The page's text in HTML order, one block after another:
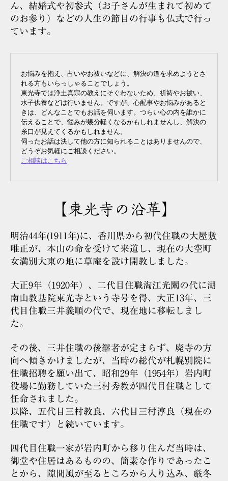
ん、結婚式や初参式（お子さんが生まれて初めて
のお参り）などの人生の節目の行事も仏式で行っ
ています。
お悩みを抱え、占いやお祓いなどに、解決の道を求めようとさ
れる方もいらっしゃることでしょう。
東光寺では浄土真宗の教えにそぐわないため、祈祷やお祓い、
水子供養などは行いません。ですが、心配事やお悩みがあると
きは、どんなことでもお話を伺います。つらい心の内を誰かに
伝えることで、悩みが幾分軽くなるかもしれませんし、解決の
糸口が見えてくるかもしれません。
伺ったお話は決して他の方に知られることはありませんので、
ご相談はこちら
【東光寺の沿革】
明治44年(1911年)に、香川県から初代住職の大屋敷
唯正が、本山の命を受けて来道し、現在の大空町
女満別大東の地に草庵を設け開教しました。
大正9年（1920年）、二代目住職淘江光闡の代に湖
南山教基院東光寺という寺号を得、大正13年、三
代目住職三井義順の代で、現在地に移転しまし
た。
その後、三井住職の後継者が定まらず、廃寺の方
向へ傾きかけましたが、当時の総代が札幌別院に
住職招聘を願い出て、昭和29年（1954年）岩内町
役場に勤務していた三村秀教が四代目住職として
任命されました。
以降、五代目三村教良、六代目三村淳良（現在の
住職です）と続いています。
四代目住職一家が岩内町から移り住んだ当時は、
御堂や住居はあるものの、簡素な作りであったこ
とから、隙間風が至るところから入り込み、厳冬